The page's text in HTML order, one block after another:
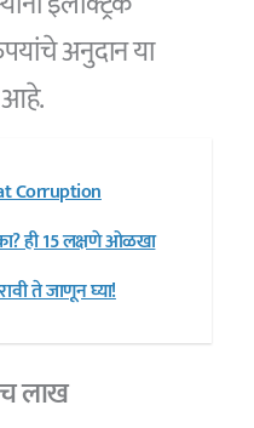
अनुदान या
आहे.
Corruption
ही 15 लक्षणे ओळखा
ते जाणून घ्या!
लाख